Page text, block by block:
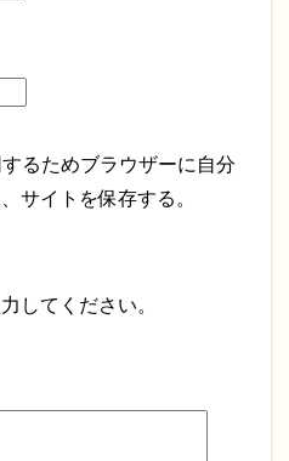
るためブラウザーに自分
サイトを保存する。
してください。